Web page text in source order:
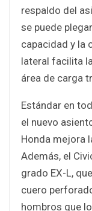
respaldo del
se puede
capacidad y la
lateral facilita
área de carga
Estándar en
el nuevo
Honda mejora
Además, el
grado EX-L,
cuero
hombros que